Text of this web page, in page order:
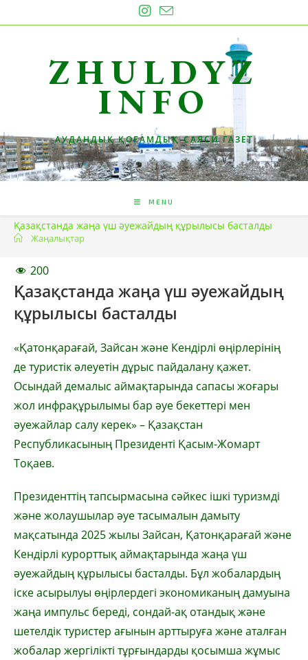
to
ZHULDYZ
INFO
АУДАНДЫҚ ҚОҒАМДЫҚ-САЯСИ ГАЗЕТ
MENU
Қазақстанда жаңа үш әуежайдың құрылысы басталды
Жаңалықтар
200
Қазақстанда жаңа үш әуежайдың
құрылысы басталды
«Қатонқарағай, Зайсан және Кендірлі өңірлерінің
де туристік әлеуетін дұрыс пайдалану қажет.
Осындай демалыс аймақтарында сапасы жоғары
жол инфрақұрылымы бар әуе бекеттері мен
әуежайлар салу керек» – Қазақстан
Республикасының Президенті Қасым-Жомарт
Тоқаев.
Президенттің тапсырмасына сәйкес ішкі туризмді
және жолаушылар әуе тасымалын дамыту
мақсатында 2025 жылы Зайсан, Қатонқарағай және
Кендірлі курорттық аймақтарында жаңа үш
әуежайдың құрылысы басталды. Бұл жобалардың
іске асырылуы өңірлердегі экономиканың дамуына
жаңа импульс береді, сондай-ақ отандық және
шетелдік туристер ағынын арттыруға және аталған
жобалар жергілікті тұрғындарды қосымша жұмыс